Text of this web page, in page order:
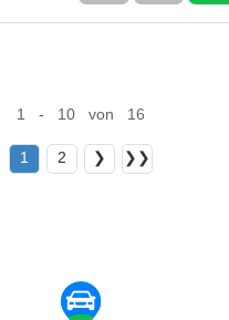
1 - 10 von 16
1 2 ❯ ❯❯